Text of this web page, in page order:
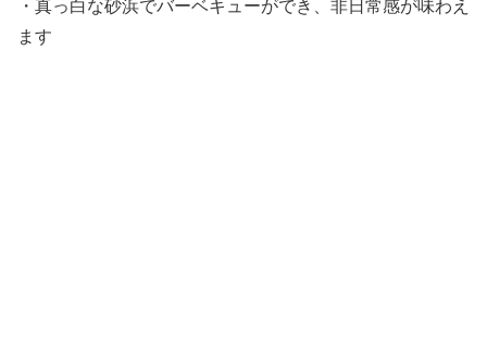
・真っ白な砂浜でバーベキューができ、非日常感が味わえ
ます